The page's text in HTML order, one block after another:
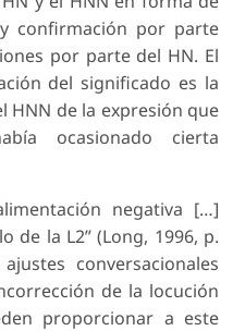
confirmación por parte
por parte del HN. El
del significado es la
de la expresión que
ocasionado cierta
negativa […]
de la L2” (Long, 1996, p.
conversacionales
de la locución
proporcionar a este